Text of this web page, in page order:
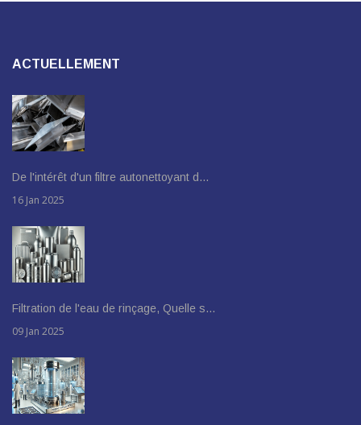
ACTUELLEMENT
De l'intérêt d'un filtre autonettoyant d…
16 Jan 2025
Filtration de l'eau de rinçage, Quelle s…
09 Jan 2025